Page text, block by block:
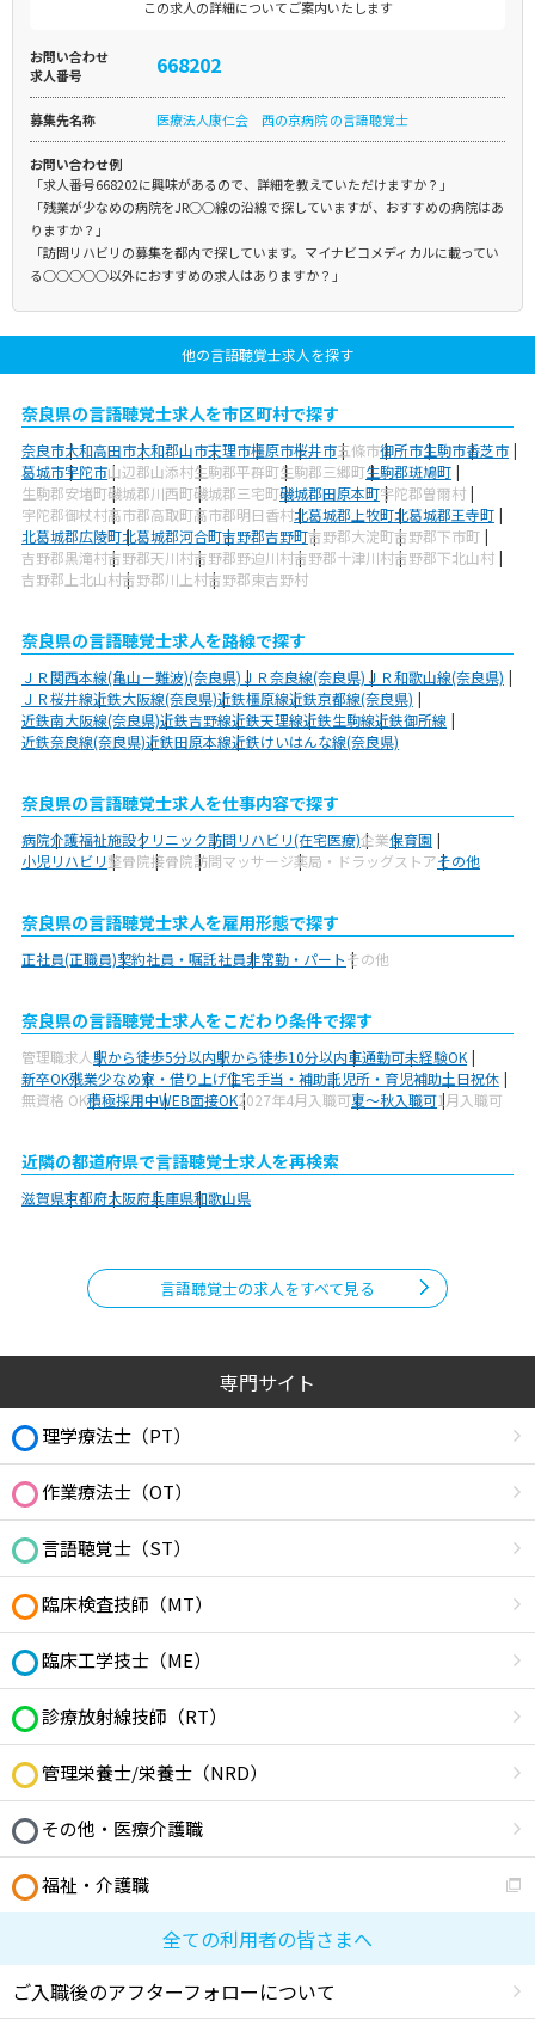
この求人の詳細についてご案内いたします
お問い合わせ
求人番号
668202
募集先名称 医療法人康仁会 西の京病院 の言語聴覚士
お問い合わせ例
「求人番号668202に興味があるので、詳細を教えていただけますか？」
「残業が少なめの病院をJR○○線の沿線で探していますが、おすすめの病院はあ
りますか？」
「訪問リハビリの募集を都内で探しています。マイナビコメディカルに載ってい
る○○○○○以外におすすめの求人はありますか？」
他の言語聴覚士求人を探す
奈良県の言語聴覚士求人を市区町村で探す
奈良市大和高田市大和郡山市天理市橿原市桜井市五條市御所市生駒市香芝市
葛城市宇陀市山辺郡山添村生駒郡平群町生駒郡三郷町生駒郡斑鳩町
生駒郡安堵町磯城郡川西町磯城郡三宅町磯城郡田原本町宇陀郡曽爾村
宇陀郡御杖村高市郡高取町高市郡明日香村北葛城郡上牧町北葛城郡王寺町
北葛城郡広陵町北葛城郡河合町吉野郡吉野町吉野郡大淀町吉野郡下市町
吉野郡黒滝村吉野郡天川村吉野郡野迫川村吉野郡十津川村吉野郡下北山村
吉野郡上北山村吉野郡川上村吉野郡東吉野村
奈良県の言語聴覚士求人を路線で探す
ＪＲ関西本線(亀山－難波)(奈良県)ＪＲ奈良線(奈良県)ＪＲ和歌山線(奈良県)
ＪＲ桜井線近鉄大阪線(奈良県)近鉄橿原線近鉄京都線(奈良県)
近鉄南大阪線(奈良県)近鉄吉野線近鉄天理線近鉄生駒線近鉄御所線
近鉄奈良線(奈良県)近鉄田原本線近鉄けいはんな線(奈良県)
奈良県の言語聴覚士求人を仕事内容で探す
病院介護福祉施設クリニック訪問リハビリ(在宅医療)企業保育園
小児リハビリ整骨院接骨院訪問マッサージ薬局・ドラッグストアその他
奈良県の言語聴覚士求人を雇用形態で探す
正社員(正職員)契約社員・嘱託社員非常勤・パートその他
奈良県の言語聴覚士求人をこだわり条件で探す
管理職求人駅から徒歩5分以内駅から徒歩10分以内車通勤可未経験OK
新卒OK残業少なめ寮・借り上げ住宅手当・補助託児所・育児補助土日祝休
無資格 OK積極採用中WEB面接OK2027年4月入職可夏～秋入職可1月入職可
近隣の都道府県で言語聴覚士求人を再検索
滋賀県京都府大阪府兵庫県和歌山県
言語聴覚士の求人をすべて見る
専門サイト
理学療法士（PT）
作業療法士（OT）
言語聴覚士（ST）
臨床検査技師（MT）
臨床工学技士（ME）
診療放射線技師（RT）
管理栄養士/栄養士（NRD）
その他・医療介護職
福祉・介護職
全ての利用者の皆さまへ
ご入職後のアフターフォローについて